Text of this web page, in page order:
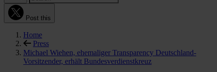
Post this
Home
Press
Michael Wiehen, ehemaliger Transparency Deutschland-
Vorsitzender, erhält Bundesverdienstkreuz